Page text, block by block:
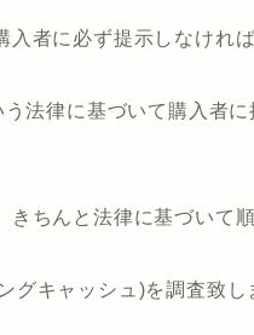
者に必ず提示しなけれ
法律に基づいて購入者
ちんと法律に基づいて
キャッシュ)を調査致し